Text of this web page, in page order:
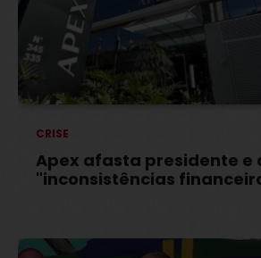
CRISE
Apex afasta presidente e
"inconsistências